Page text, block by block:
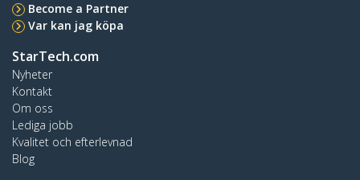
Become a Partner
Var kan jag köpa
StarTech.com
Nyheter
Kontakt
Om oss
Lediga jobb
Kvalitet och efterlevnad
Blog